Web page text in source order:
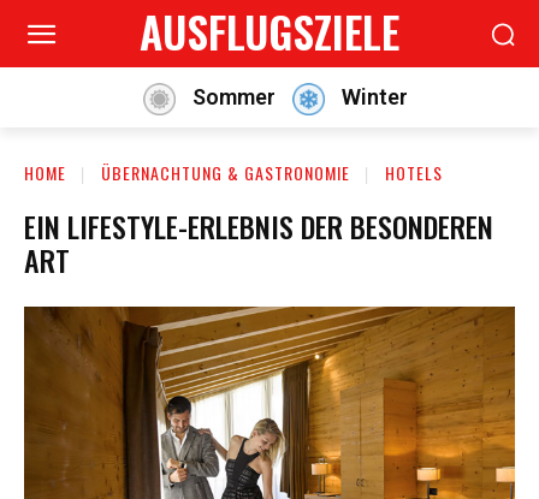
AUSFLUGSZIELE
Sommer Winter
HOME ÜBERNACHTUNG & GASTRONOMIE HOTELS
EIN LIFESTYLE-ERLEBNIS DER BESONDEREN
ART